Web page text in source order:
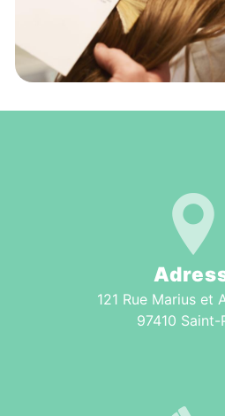
121 Rue Marius et
97410 Saint-